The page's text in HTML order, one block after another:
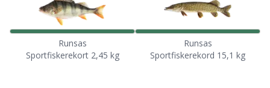
Runsas
Sportfiskerekort 2,45 kg
Runsas
Sportfiskerekord 15,1 kg